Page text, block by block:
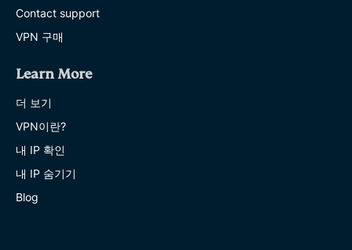
Contact support
VPN 구매
Learn More
더 보기
VPN이란?
내 IP 확인
내 IP 숨기기
Blog